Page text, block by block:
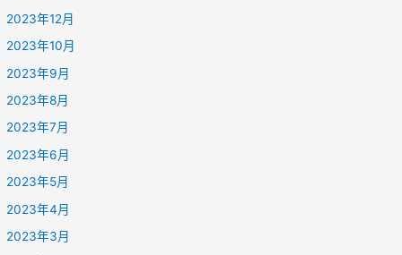
2023年12月
2023年10月
2023年9月
2023年8月
2023年7月
2023年6月
2023年5月
2023年4月
2023年3月